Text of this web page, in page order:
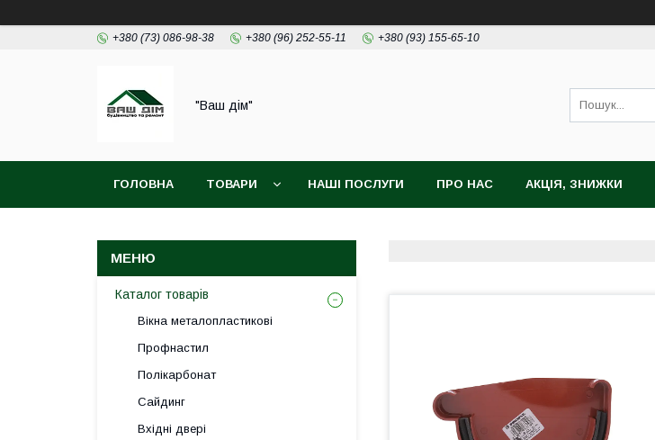
+380 (73) 086-98-38 +380 (96) 252-55-11 +380 (93) 155-65-10
"Ваш дім"
ГОЛОВНА ТОВАРИ НАШІ ПОСЛУГИ ПРО НАС АКЦІЯ, ЗНИЖКИ
Каталог товарів
Вікна металопластикові
Профнастил
Полікарбонат
Сайдинг
Вхідні двері